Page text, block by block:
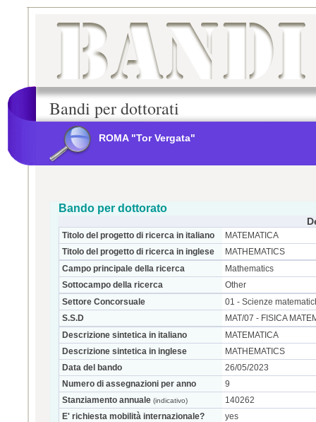
Bandi per dottorati
ROMA "Tor Vergata"
Bando per dottorato
Titolo del progetto di ricerca in italiano
MATEMATICA
Titolo del progetto di ricerca in inglese
MATHEMATICS
Campo principale della ricerca
Mathematics
Sottocampo della ricerca
Other
Settore Concorsuale
01 - Scienze
S.S.D
MAT/07 - FISICA
Descrizione sintetica in italiano
MATEMATICA
Descrizione sintetica in inglese
MATHEMATICS
Data del bando
26/05/2023
Numero di assegnazioni per anno
9
Stanziamento annuale (indicativo)
140262
E' richiesta mobilità internazionale?
yes